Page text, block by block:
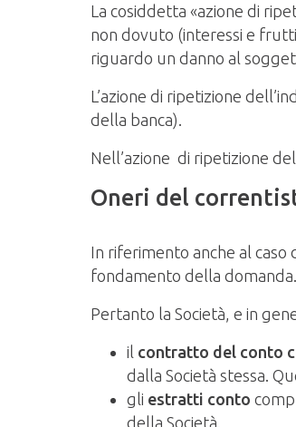
La cosiddetta «azione di
non dovuto (interessi e
riguardo un danno al
L’azione di ripetizione
della banca).
Nell’azione di ripetizione
Oneri del
In riferimento anche al caso
fondamento della domanda.
Pertanto la Società, e in
il contratto del conto
dalla Società stessa.
gli estratti conto
della Società.